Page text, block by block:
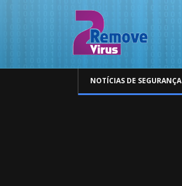
NOTÍCIAS DE SEGURANÇA